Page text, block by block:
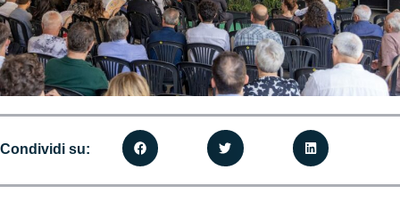
Condividi su: